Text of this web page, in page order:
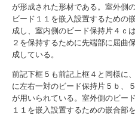
が形成された形材である。室外側
ビード１１を嵌入設置するための
成し、室内側のビード保持片４ｃ
２を保持するために先端部に屈曲
成している。
前記下框５も前記上框４と同様に
に左右一対のビード保持片５ｂ、
が用いられている。室外側のビー
１１を嵌入設置するための嵌合部